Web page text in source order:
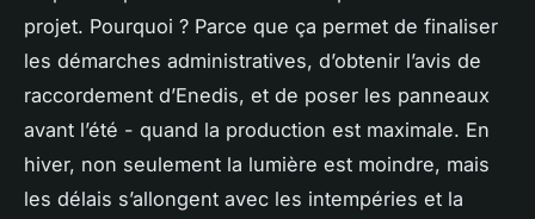
projet. Pourquoi ? Parce que ça permet de finaliser
les démarches administratives, d’obtenir l’avis de
raccordement d’Enedis, et de poser les panneaux
avant l’été - quand la production est maximale. En
hiver, non seulement la lumière est moindre, mais
les délais s’allongent avec les intempéries et la